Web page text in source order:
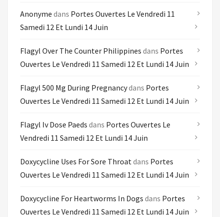
Anonyme dans Portes Ouvertes Le Vendredi 11
Samedi 12 Et Lundi 14 Juin
Flagyl Over The Counter Philippines dans Portes
Ouvertes Le Vendredi 11 Samedi 12 Et Lundi 14 Juin
Flagyl 500 Mg During Pregnancydans Portes
Ouvertes Le Vendredi 11 Samedi 12 Et Lundi 14 Juin
Flagyl Iv Dose Paeds dans Portes Ouvertes Le
Vendredi 11 Samedi 12 Et Lundi 14 Juin
Doxycycline Uses For Sore Throatdans Portes
Ouvertes Le Vendredi 11 Samedi 12 Et Lundi 14 Juin
Doxycycline For Heartworms In Dogs dans Portes
Ouvertes Le Vendredi 11 Samedi 12 Et Lundi 14 Juin